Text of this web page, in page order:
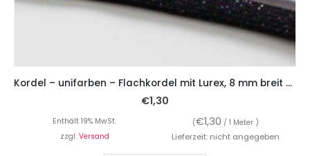
Kordel – unifarben – Flachkordel mit Lurex, 8 mm breit – ab 1 Meter
€1,30
Enthält 19% MwSt. (€1,30 / 1 Meter )
zzgl. Versand Lieferzeit: nicht angegeben